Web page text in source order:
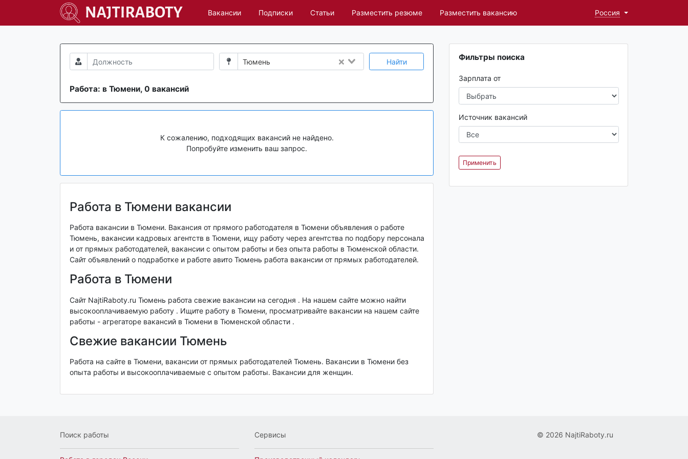
Вакансии Подписки Статьи Разместить резюме Разместить вакансию Россия
Тюмень Найти
Работа: в Тюмени, 0 вакансий
К сожалению, подходящих вакансий не найдено.
Попробуйте изменить ваш запрос.
Работа в Тюмени вакансии
Работа вакансии в Тюмени. Вакансия от прямого работодателя в Тюмени объявления о работе
Тюмень, вакансии кадровых агентств в Тюмени, ищу работу через агентства по подбору персонала
и от прямых работодателей, вакансии с опытом работы и без опыта работы в Тюменской области.
Сайт объявлений о подработке и работе авито Тюмень работа вакансии от прямых работодателей.
Работа в Тюмени
Сайт NajtiRaboty.ru Тюмень работа свежие вакансии на сегодня . На нашем сайте можно найти
высокооплачиваемую работу . Ищите работу в Тюмени, просматривайте вакансии на нашем сайте
работы - агрегаторе вакансий в Тюмени в Тюменской области .
Свежие вакансии Тюмень
Работа на сайте в Тюмени, вакансии от прямых работодателей Тюмень. Вакансии в Тюмени без
опыта работы и высокооплачиваемые с опытом работы. Вакансии для женщин.
Фильтры поиска
Зарплата от
Источник вакансий
Применить
Поиск работы Сервисы © 2026 NajtiRaboty.ru